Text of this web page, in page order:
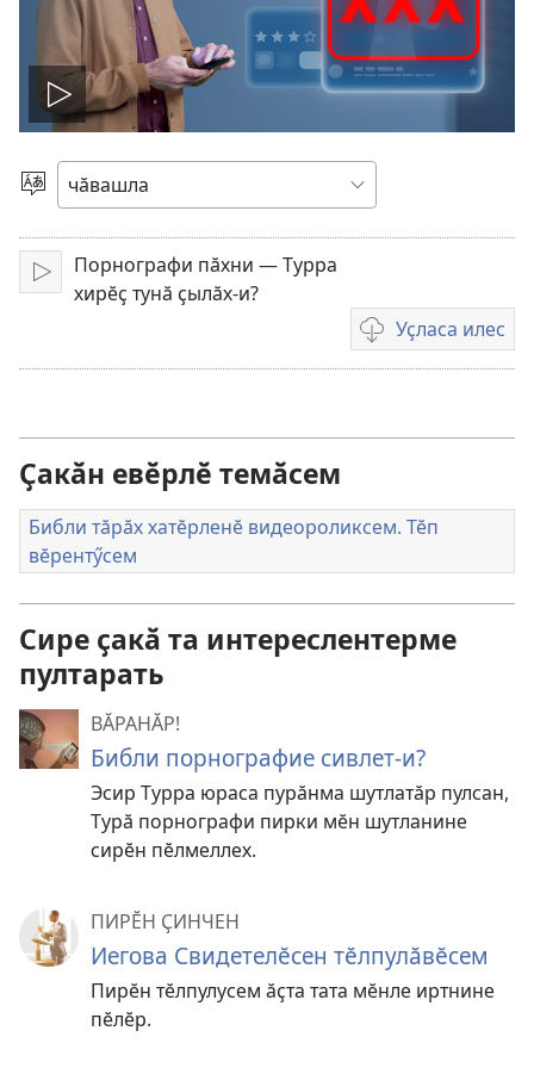
Видео
ярӑр
Чӗлхене
суйласа
илӗр
Ярӑр
Порнографи пӑхни — Турра
хирӗҫ тунӑ ҫылӑх-и?
Уҫласа илес
Видеона
уҫласа
Ҫакӑн евӗрлӗ темӑсем
Библи тӑрӑх хатӗрленӗ видеороликсем. Тӗп
вӗрентӳсем
Сире ҫакӑ та интереслентерме
пултарать
ВӐРАНӐР!
Библи порнографие сивлет-и?
Эсир Турра юраса пурӑнма шутлатӑр пулсан,
Турӑ порнографи пирки мӗн шутланине
сирӗн пӗлмеллех.
ПИРӖН ҪИНЧЕН
Иегова Свидетелӗсен тӗлпулӑвӗсем
Пирӗн тӗлпулусем ӑҫта тата мӗнле иртнине
пӗлӗр.